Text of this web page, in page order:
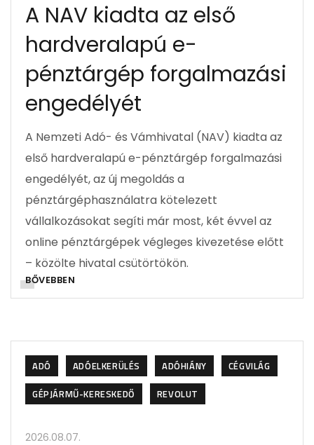
A NAV kiadta az első
hardveralapú e-
pénztárgép forgalmazási
engedélyét
A Nemzeti Adó- és Vámhivatal (NAV) kiadta az
első hardveralapú e-pénztárgép forgalmazási
engedélyét, az új megoldás a
pénztárgéphasználatra kötelezett
vállalkozásokat segíti már most, két évvel az
online pénztárgépek végleges kivezetése előtt
– közölte hivatal csütörtökön.
BŐVEBBEN
ADÓ ADÓELKERÜLÉS ADÓHIÁNY
CÉGVILÁG
GÉPJÁRMŰ-KERESKEDŐ
REVOLUT
2026.08.07.